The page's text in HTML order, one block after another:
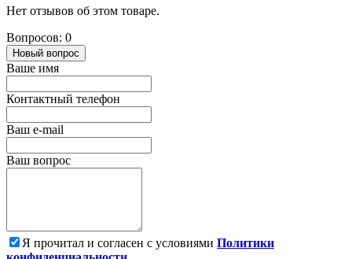
Нет отзывов об этом товаре.
Вопросов: 0
Новый вопрос
Ваше имя
Контактный телефон
Ваш e-mail
Ваш вопрос
Я прочитал и согласен с условиями Политики